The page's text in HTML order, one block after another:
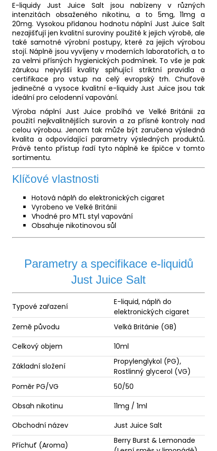
E-liquidy Just Juice Salt jsou nabízeny v různých
intenzitách obsaženého nikotinu, a to 5mg, 11mg a
20mg. Vysokou přidanou hodnotu náplní Just Juice Salt
nezajišťují jen kvalitní suroviny použité k jejich výrobě, ale
také samotné výrobní postupy, které za jejich výrobou
stojí. Náplně jsou vyvíjeny v moderních laboratořích, a to
za velmi přísných hygienických podmínek. To vše je pak
zárukou nejvyšší kvality splňující striktní pravidla a
certifikace pro vstup na celý evropský trh. Chuťově
jedinečné a vysoce kvalitní e-liquidy Just Juice jsou tak
ideální pro celodenní vapování.
Výroba náplní Just Juice probíhá ve Velké Británii za
použití nejkvalitnějších surovin a za přísné kontroly nad
celou výrobou. Jenom tak může být zaručena výsledná
kvalita a odpovídající parametry výsledných produktů.
Právě tento přístup řadí tyto náplně ke špičce v tomto
sortimentu.
Klíčové vlastnosti
Hotová náplň do elektronických cigaret
Vyrobeno ve Velké Británii
Vhodné pro MTL styl vapování
Obsahuje nikotinovou sůl
Parametry a specifikace e-liquidů
Just Juice Salt
Typové zařazení E-liquid, náplň do
elektronických cigaret
Země původu
Velká Británie (GB)
Celkový objem
10ml
Základní složení Propylenglykol (PG),
Rostlinný glycerol (VG)
Poměr PG/VG
50/50
Obsah nikotinu
11mg / 1ml
Obchodní název
Just Juice Salt
Příchuť (Aroma)
Berry Burst & Lemonade